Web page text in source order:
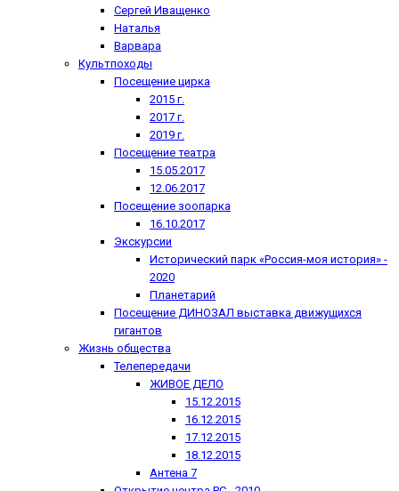
Сергей Иващенко
Наталья
Варвара
Культпоходы
Посещение цирка
2015 г.
2017 г.
2019 г.
Посещение театра
15.05.2017
12.06.2017
Посещение зоопарка
16.10.2017
Экскурсии
Исторический парк «Россия-моя история» -
2020
Планетарий
Посещение ДИНОЗАЛ выставка движущихся
гигантов
Жизнь общества
Телепередачи
ЖИВОЕ ДЕЛО
15.12.2015
16.12.2015
17.12.2015
18.12.2015
Антена 7